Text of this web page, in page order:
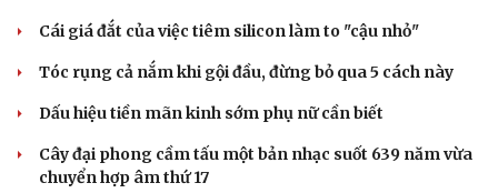
Cái giá đắt của việc tiêm silicon làm to "cậu nhỏ"
Tóc rụng cả nắm khi gội đầu, đừng bỏ qua 5 cách này
Dấu hiệu tiền mãn kinh sớm phụ nữ cần biết
Cây đại phong cầm tấu một bản nhạc suốt 639 năm vừa
chuyển hợp âm thứ 17